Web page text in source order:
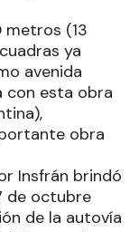
(13
ya
avenida
con esta obra
obra
Insfrán brindó
de octubre
de la autovía